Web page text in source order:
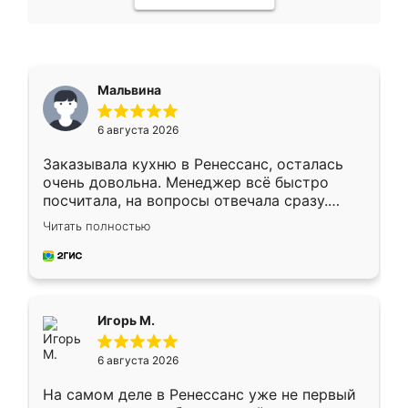
Мальвина
6 августа 2026
Заказывала кухню в Ренессанс, осталась
очень довольна. Менеджер всё быстро
посчитала, на вопросы отвечала сразу.
Замерщик приехал в субботу, подошёл к
делу со всей ответственностью. Собрали
за день, ребята работали аккуратно, даже
Читать полностью
Игорь М.
6 августа 2026
На самом деле в Ренессанс уже не первый